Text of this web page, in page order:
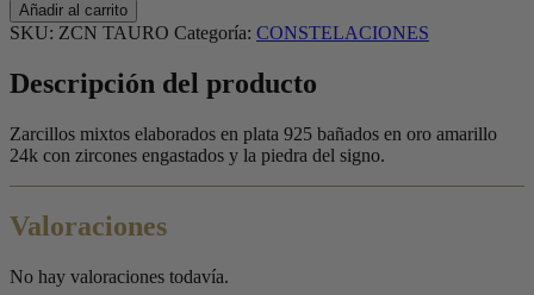
Añadir al carrito
SKU: ZCN TAURO Categoría: CONSTELACIONES
Descripción del producto
Zarcillos mixtos elaborados en plata 925 bañados en oro amarillo
24k con zircones engastados y la piedra del signo.
Valoraciones
No hay valoraciones todavía.